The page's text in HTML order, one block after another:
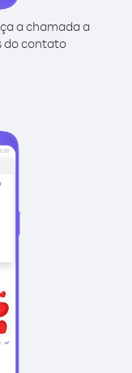
a chamada a
do contato